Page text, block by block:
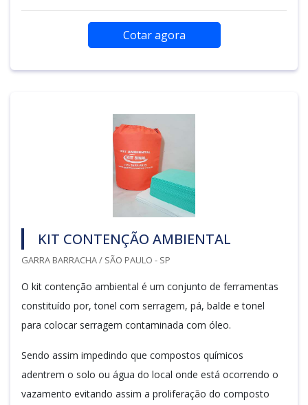
Cotar agora
KIT CONTENÇÃO AMBIENTAL
GARRA BARRACHA / SÃO PAULO - SP
O kit contenção ambiental é um conjunto de ferramentas
constituído por, tonel com serragem, pá, balde e tonel
para colocar serragem contaminada com óleo.
Sendo assim impedindo que compostos químicos
adentrem o solo ou água do local onde está ocorrendo o
vazamento evitando assim a proliferação do composto